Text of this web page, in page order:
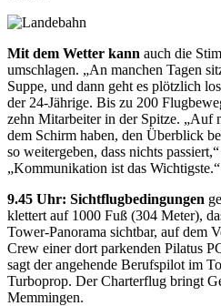
Mit dem Wetter kann auch die
umschlagen. „An manchen Tagen
Suppe, und dann geht es plötzlich
der 24-Jährige. Bis zu 200
zehn Mitarbeiter in der Spitze. „Auf
dem Schirm haben, den Überblick
so weitergeben, dass nichts
„Kommunikation ist das Wichtigste.“
9.45 Uhr: Sichtflugbedingungen
klettert auf 1000 Fuß (304 Meter),
Tower-Panorama sichtbar, auf dem
Crew einer dort parkenden Pilatus
sagt der angehende Berufspilot im
Turboprop. Der Charterflug bringt
Memmingen.